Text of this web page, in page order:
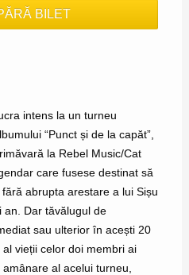
BILET
intens la un turneu
“Punct și de la capăt”,
la Rebel Music/Cat
care fusese destinat să
abrupta arestare a lui Sișu
an. Dar tăvălugul de
sau ulterior în acești 20
vieții celor doi membri ai
al acelui turneu,